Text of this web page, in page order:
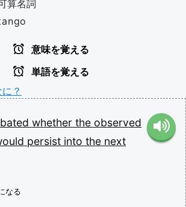
算名詞
意味を覚える
単語を覚える
？
whether the observed
persist into the next
なる